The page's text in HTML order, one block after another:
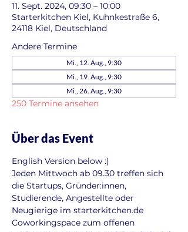
11. Sept. 2024, 09:30 – 10:00
Starterkitchen Kiel, Kuhnkestraße 6,
24118 Kiel, Deutschland
Andere Termine
Mi., 12. Aug., 9:30
Mi., 19. Aug., 9:30
Mi., 26. Aug., 9:30
250 Termine ansehen
Über das Event
English Version below :)
Jeden Mittwoch ab 09.30 treffen sich
die Startups, Gründer:innen,
Studierende, Angestellte oder
Neugierige im starterkitchen.de
Coworkingspace zum offenen